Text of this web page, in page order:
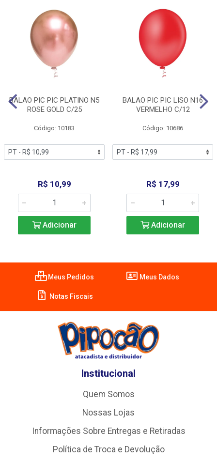
BALAO PIC PIC PLATINO N5
ROSE GOLD C/25
Código: 10183
R$ 10,99
Adicionar
BALAO PIC PIC LISO N16
VERMELHO C/12
Código: 10686
R$ 17,99
Adicionar
Meus Pedidos Meus Dados
Notas Fiscais
Institucional
Quem Somos
Nossas Lojas
Informações Sobre Entregas e Retiradas
Política de Troca e Devolução